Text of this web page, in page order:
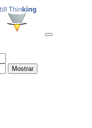
Mostrar